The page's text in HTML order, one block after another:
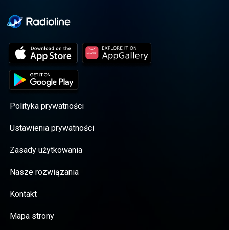
Polityka prywatności
Ustawienia prywatności
Zasady użytkowania
Nasze rozwiązania
Kontakt
Mapa strony